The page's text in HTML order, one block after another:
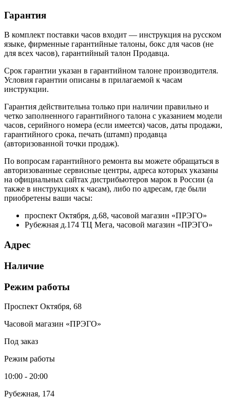
Гарантия
В комплект поставки часов входит — инструкция на русском
языке, фирменные гарантийные талоны, бокс для часов (не
для всех часов), гарантийный талон Продавца.
Срок гарантии указан в гарантийном талоне производителя.
Условия гарантии описаны в прилагаемой к часам
инструкции.
Гарантия действительна только при наличии правильно и
четко заполненного гарантийного талона с указанием модели
часов, серийного номера (если имеется) часов, даты продажи,
гарантийного срока, печать (штамп) продавца
(авторизованной точки продаж).
По вопросам гарантийного ремонта вы можете обращаться в
авторизованные сервисные центры, адреса которых указаны
на официальных сайтах дистрибьютеров марок в России (а
также в инструкциях к часам), либо по адресам, где были
приобретены ваши часы:
проспект Октября, д.68, часовой магазин «ПРЭГО»
Рубежная д.174 ТЦ Мега, часовой магазин «ПРЭГО»
Адрес
Наличие
Режим работы
Проспект Октября, 68
Часовой магазин «ПРЭГО»
Под заказ
Режим работы
10:00 - 20:00
Рубежная, 174